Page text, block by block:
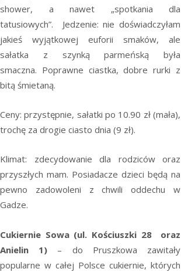
shower, a nawet „spotkania dla
tatusiowych”. Jedzenie: nie doświadczyłam
jakieś wyjątkowej euforii smaków, ale
sałatka z szynką parmeńską była
smaczna. Poprawne ciastka, dobre rurki z
bitą śmietaną.
Ceny: przystępnie, sałatki po 10.90 zł (mała),
trochę za drogie ciasto dnia (9 zł).
Klimat: zdecydowanie dla rodziców oraz
przyszłych mam. Posiadacze dzieci będą na
pewno zadowoleni z chwili oddechu w
Gadze.
Cukiernie Sowa (ul. Kościuszki 28 oraz
Anielin 1) – do Pruszkowa zawitały
popularne w całej Polsce cukiernie, których